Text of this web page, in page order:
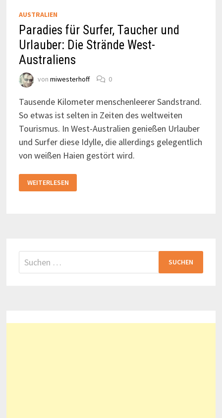
AUSTRALIEN
Paradies für Surfer, Taucher und
Urlauber: Die Strände West-
Australiens
von miwesterhoff 0
Tausende Kilometer menschenleerer Sandstrand.
So etwas ist selten in Zeiten des weltweiten
Tourismus. In West-Australien genießen Urlauber
und Surfer diese Idylle, die allerdings gelegentlich
von weißen Haien gestört wird.
FÜR
SURFER,
WEITERLESEN
Suchen
nach: